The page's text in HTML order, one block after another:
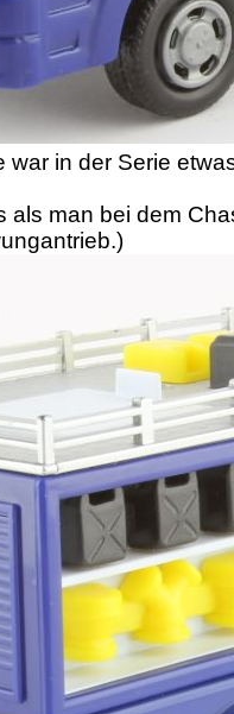
war in der Serie
als man bei dem